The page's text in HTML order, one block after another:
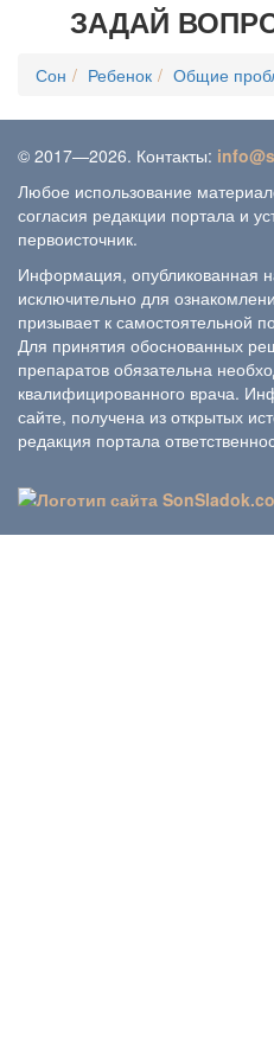
ЗАДАЙ
Сон Ребенок Общие
© 2017—2026. Контакты:
Любое использование
согласия редакции портала и
первоисточник.
Информация, опубликованная
исключительно для
призывает к самостоятельной
Для принятия обоснованных
препаратов обязательна
квалифицированного врача.
сайте, получена из открытых
редакция портала